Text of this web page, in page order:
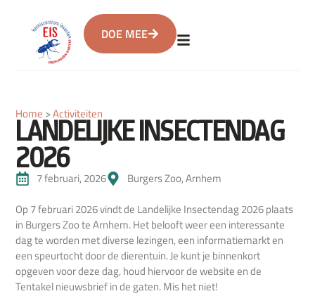
DOE MEE
Home >Activiteiten
LANDELIJKE INSECTENDAG
2026
7 februari, 2026
Burgers Zoo, Arnhem
Op 7 februari 2026 vindt de Landelijke Insectendag 2026 plaats
in Burgers Zoo te Arnhem. Het belooft weer een interessante
dag te worden met diverse lezingen, een informatiemarkt en
een speurtocht door de dierentuin. Je kunt je binnenkort
opgeven voor deze dag, houd hiervoor de website en de
Tentakel nieuwsbrief in de gaten. Mis het niet!